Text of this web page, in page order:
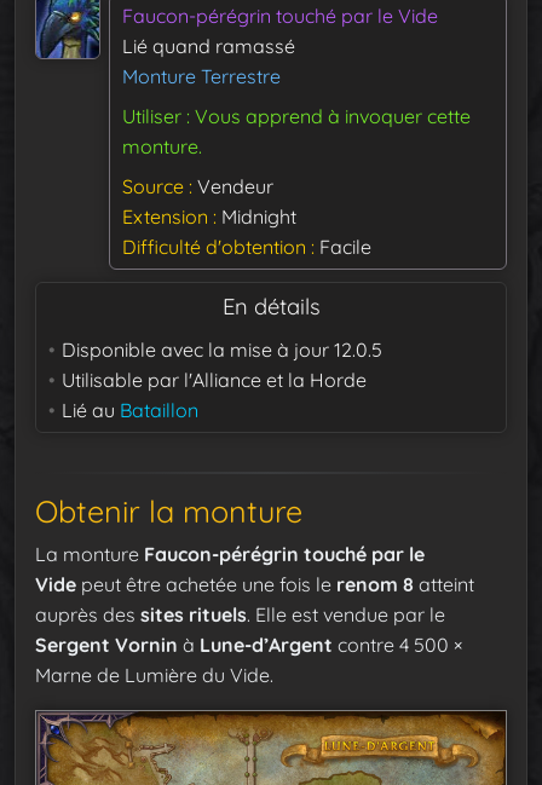
Faucon-pérégrin touché par le Vide
Lié quand ramassé
Monture Terrestre
Utiliser : Vous apprend à invoquer cette
monture.
Source Vendeur
Extension
Midnight
Difficulté d'obtention
Facile
En détails
Disponible avec la mise à jour 12.0.5
Utilisable par l'Alliance et la Horde
Lié au Bataillon
Obtenir la monture
La monture Faucon-pérégrin touché par le
Vide peut être achetée une fois le renom 8 atteint
auprès des sites rituels. Elle est vendue par le
Sergent Vornin à Lune-d’Argent contre 4 500 ×
Marne de Lumière du Vide.